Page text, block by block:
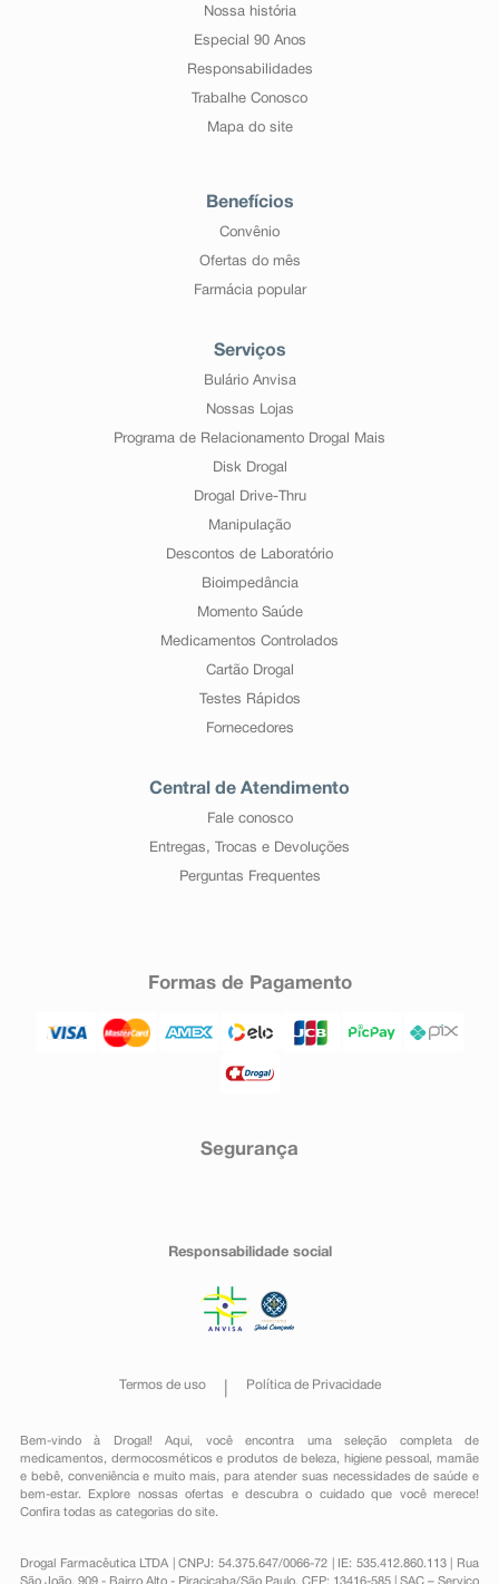
Nossa história
Especial 90 Anos
Responsabilidades
Trabalhe Conosco
Mapa do site
Benefícios
Convênio
Ofertas do mês
Farmácia popular
Serviços
Bulário Anvisa
Nossas Lojas
Programa de Relacionamento Drogal Mais
Disk Drogal
Drogal Drive-Thru
Manipulação
Descontos de Laboratório
Bioimpedância
Momento Saúde
Medicamentos Controlados
Cartão Drogal
Testes Rápidos
Fornecedores
Central de Atendimento
Fale conosco
Entregas, Trocas e Devoluções
Perguntas Frequentes
Formas de Pagamento
Segurança
Responsabilidade social
Termos de uso Política de Privacidade
Bem-vindo à Drogal! Aqui, você encontra uma seleção completa de
medicamentos , dermocosméticos e produtos de beleza, higiene pessoal ,mamãe
e bebê, conveniênciae muito mais, para atender suas necessidades de saúde e
bem-estar. Explore nossas ofertas e descubra o cuidado que você merece!
Confira todas as categorias do site.
Drogal Farmacêutica LTDA | CNPJ: 54.375.647/0066-72 | IE: 535.412.860.113 | Rua
São João, 909 - Bairro Alto - Piracicaba/São Paulo, CEP: 13416-585 | SAC – Serviço